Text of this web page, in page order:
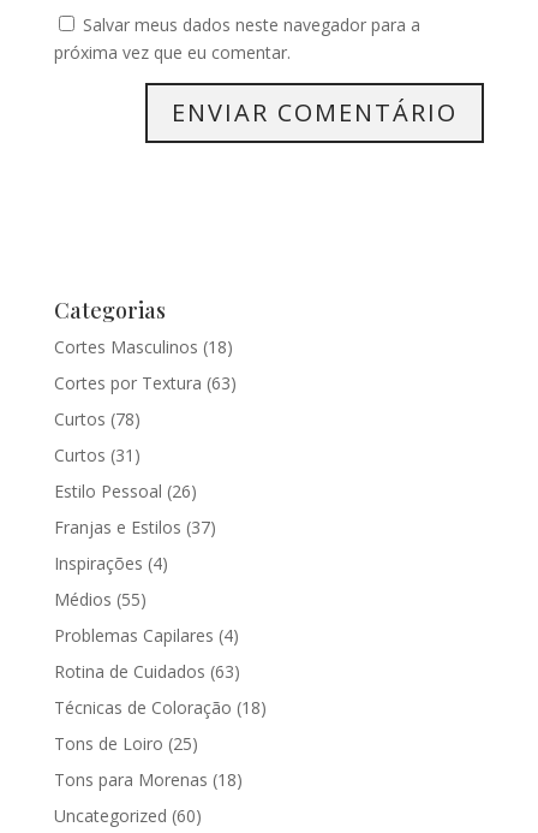
Salvar meus dados neste navegador para a
próxima vez que eu comentar.
Categorias
Cortes Masculinos (18)
Cortes por Textura (63)
Curtos (78)
Curtos (31)
Estilo Pessoal (26)
Franjas e Estilos (37)
Inspirações (4)
Médios (55)
Problemas Capilares (4)
Rotina de Cuidados (63)
Técnicas de Coloração (18)
Tons de Loiro (25)
Tons para Morenas (18)
Uncategorized (60)